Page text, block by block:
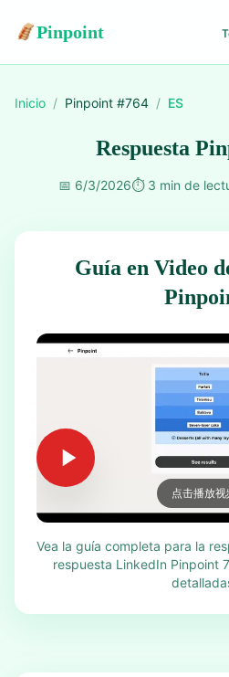
Pinpoint
Inicio / Pinpoint #764 / ES
Respuesta
📅 6/3/2026⏱️ 3 min de
Guía en Video
点击播放视
Vea la guía completa para la
respuesta LinkedIn Pinpoint